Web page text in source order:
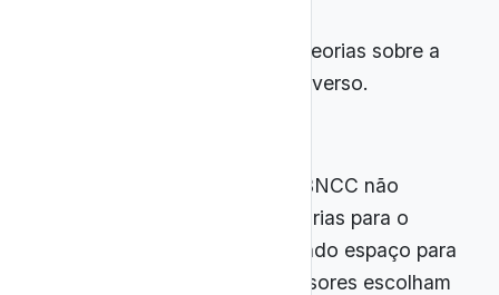
EM13CNT301 – Discutir teorias sobre a
origem e evolução do universo.
Apesar de sua relevância, a BNCC não
define metodologias obrigatórias para o
ensino de Astronomia, deixando espaço para
que redes de ensino e professores escolham